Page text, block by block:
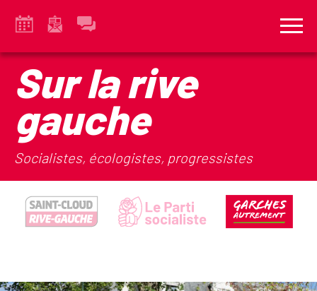
Sur la rive
gauche
Socialistes, écologistes, progressistes